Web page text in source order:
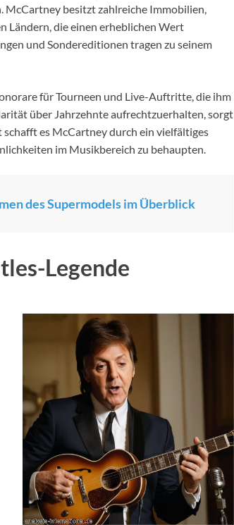
McCartney besitzt zahlreiche Immobilien,
Ländern, die einen erheblichen Wert
und Sondereditionen tragen zu seinem
für Tourneen und Live-Auftritte, die ihm
über Jahrzehnte aufrechtzuerhalten, sorgt
es McCartney durch ein vielfältiges
im Musikbereich zu behaupten.
des Supermodels im Überblick
Legende